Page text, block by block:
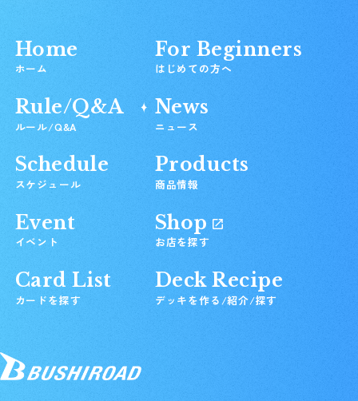
Home
ホーム
For Beginners
はじめての方へ
Rule/Q&A
ルール/Q&A
News
ニュース
Schedule
スケジュール
Products
商品情報
Event
イベント
Shop
お店を探す
Card List
カードを探す
Deck Recipe
デッキを作る/紹介/探す